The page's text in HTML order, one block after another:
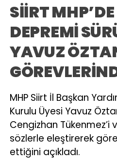
SİİRT
DEPREMİ
YAVUZ
MHP Siirt İl Başkan
Kurulu Üyesi Yavuz
Cengizhan
sözlerle eleştirerek
ettiğini açıkladı.